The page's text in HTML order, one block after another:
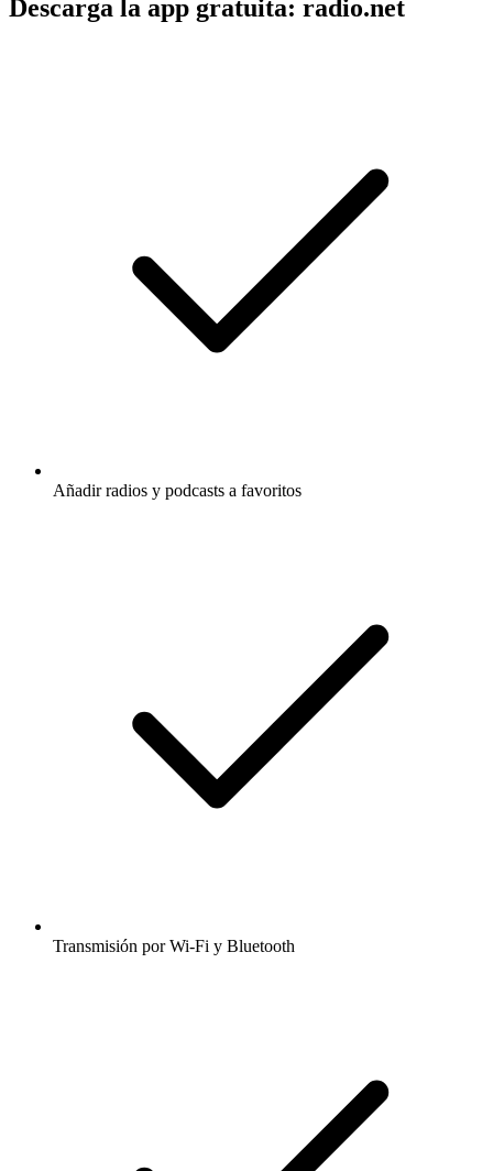
Descarga la app gratuita: radio.net
Añadir radios y podcasts a favoritos
Transmisión por Wi-Fi y Bluetooth